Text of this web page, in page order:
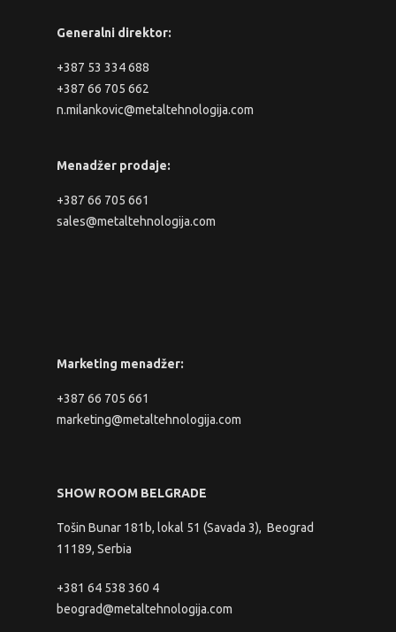
Generalni direktor:
+387 53 334 688
+387 66 705 662
n.milankovic@metaltehnologija.com
Menadžer prodaje:
+387 66 705 661
sales@metaltehnologija.com
Marketing menadžer:
+387 66 705 661
marketing@metaltehnologija.com
SHOW ROOM BELGRADE
Tošin Bunar 181b, lokal 51 (Savada 3), Beograd
11189, Serbia
+381 64 538 360 4
beograd@metaltehnologija.com